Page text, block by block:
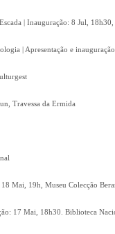
Escada | Inauguração: 8 Jul,
| Apresentação e
Travessa da Ermida
Mai, 19h, Museu Colecção
17 Mai, 18h30. Biblioteca